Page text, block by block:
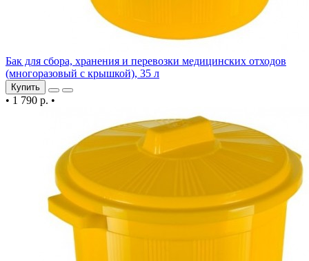
Бак для сбора, хранения и перевозки медицинских отходов
(многоразовый с крышкой), 35 л
Купить
• 1 790 р. •